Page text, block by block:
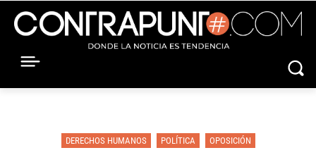
DERECHOS HUMANOS POLÍTICA OPOSICIÓN